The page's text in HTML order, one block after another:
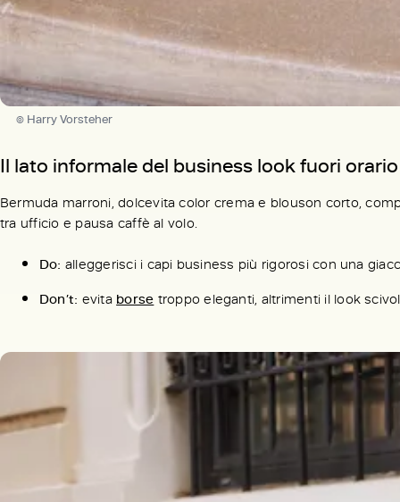
© Harry Vorsteher
Il lato informale del business look fuori orario
Bermuda marroni, dolcevita color crema e blouson corto,
tra ufficio e pausa caffè al volo.
Do: alleggerisci i capi business più rigorosi con una
Don’t: evita borse troppo eleganti, altrimenti il look